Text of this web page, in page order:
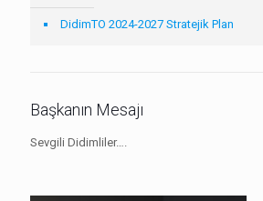
DidimTO 2024-2027 Stratejik Plan
Başkanın Mesajı
Sevgili Didimliler….